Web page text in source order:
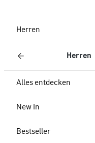
Herren
Herren
Alles entdecken
New In
Bestseller